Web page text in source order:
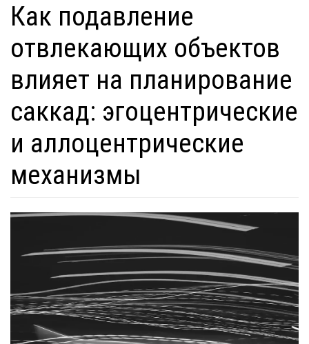
Как подавление
отвлекающих объектов
влияет на планирование
саккад: эгоцентрические
и аллоцентрические
механизмы